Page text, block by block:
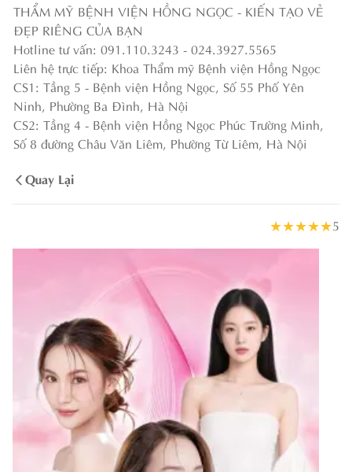
THẨM MỸ BỆNH VIỆN HỒNG NGỌC - KIẾN TẠO VẺ
ĐẸP RIÊNG CỦA BẠN
Hotline tư vấn: 091.110.3243 - 024.3927.5565
Liên hệ trực tiếp: Khoa Thẩm mỹ Bệnh viện Hồng Ngọc
CS1: Tầng 5 - Bệnh viện Hồng Ngọc, Số 55 Phố Yên
Ninh, Phường Ba Đình, Hà Nội
CS2: Tầng 4 - Bệnh viện Hồng Ngọc Phúc Trường Minh,
Số 8 đường Châu Văn Liêm, Phường Từ Liêm, Hà Nội
Quay Lại
★★★★★5